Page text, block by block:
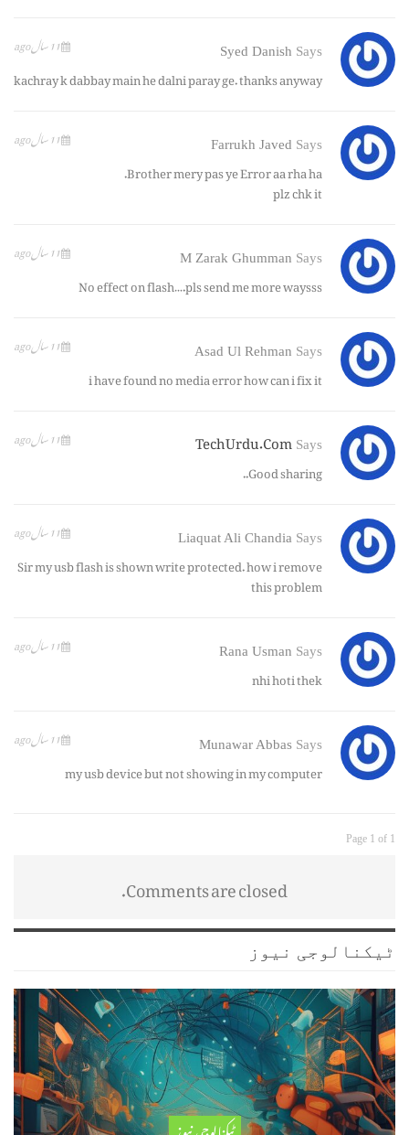
Syed Danish Says
kachray k dabbay main he dalni paray ge. thanks anyway
Farrukh Javed Says
Brother mery pas ye Error aa rha ha.
plz chk it
M Zarak Ghumman Says
No effect on flash….pls send me more waysss
Asad Ul Rehman Says
i have found no media error how can i fix it
TechUrdu.com Says
Good sharing..
Liaquat Ali Chandia Says
Sir my usb flash is shown write protected. how i remove
this problem
Rana Usman Says
nhi hoti thek
Munawar Abbas Says
my usb device but not showing in my computer
Page 1 of 1
Comments are closed.
ٹیکنالوجی نیوز